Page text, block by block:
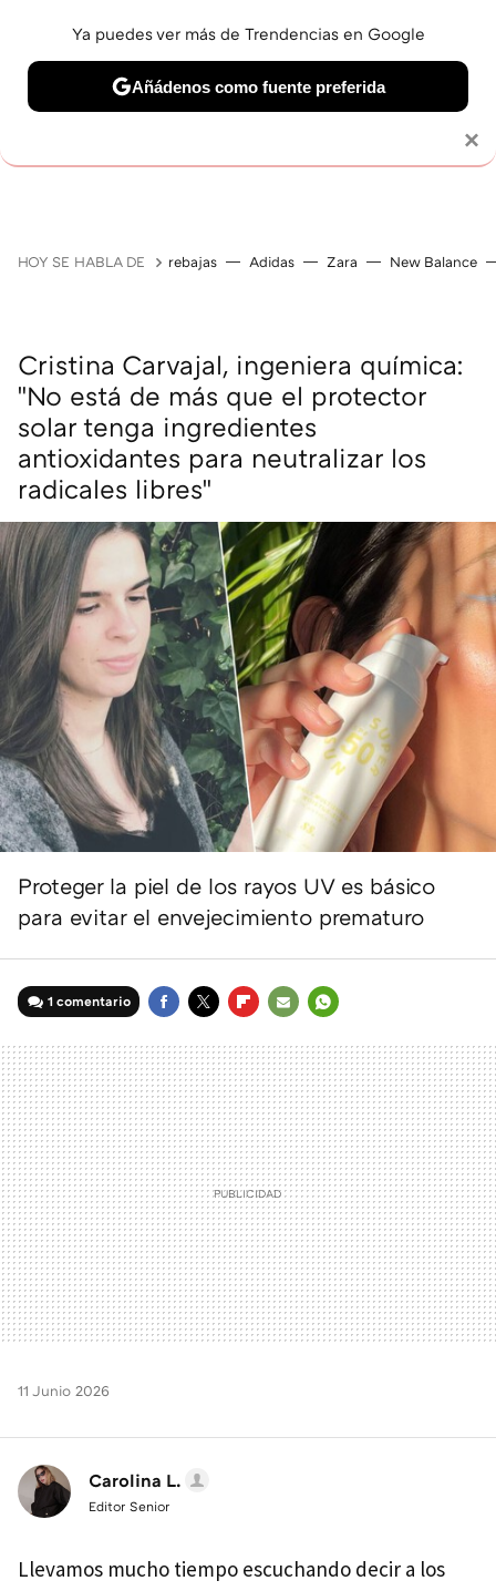
HOY SE HABLA DE rebajas Adidas Zara New Balance
Cristina Carvajal, ingeniera química:
"No está de más que el protector
solar tenga ingredientes
antioxidantes para neutralizar los
radicales libres"
Proteger la piel de los rayos UV es básico
para evitar el envejecimiento prematuro
1 comentario
MAIL
11 Junio 2026
Carolina L.
Editor Senior
Llevamos mucho tiempo escuchando decir a los
×
Ya puedes ver más de Trendencias en Google
Añádenos como fuente preferida